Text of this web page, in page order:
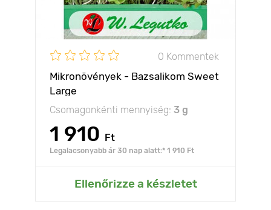
0 Kommentek
Mikronövények - Bazsalikom Sweet
Large
Csomagonkénti mennyiség: 3 g
1 910 Ft
Legalacsonyabb ár 30 nap alatt:* 1 910 Ft
Ellenőrizze a készletet